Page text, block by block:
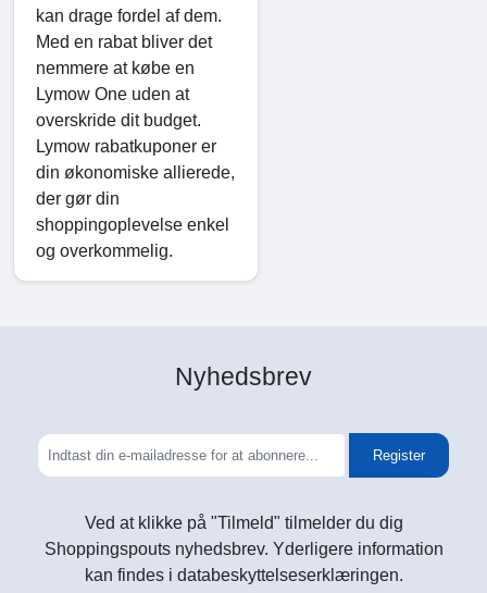
kan drage fordel af dem.
Med en rabat bliver det
nemmere at købe en
Lymow One uden at
overskride dit budget.
Lymow rabatkuponer er
din økonomiske allierede,
der gør din
shoppingoplevelse enkel
og overkommelig.
Nyhedsbrev
Register
Ved at klikke på "Tilmeld" tilmelder du dig
Shoppingspouts nyhedsbrev. Yderligere information
kan findes i databeskyttelseserklæringen.